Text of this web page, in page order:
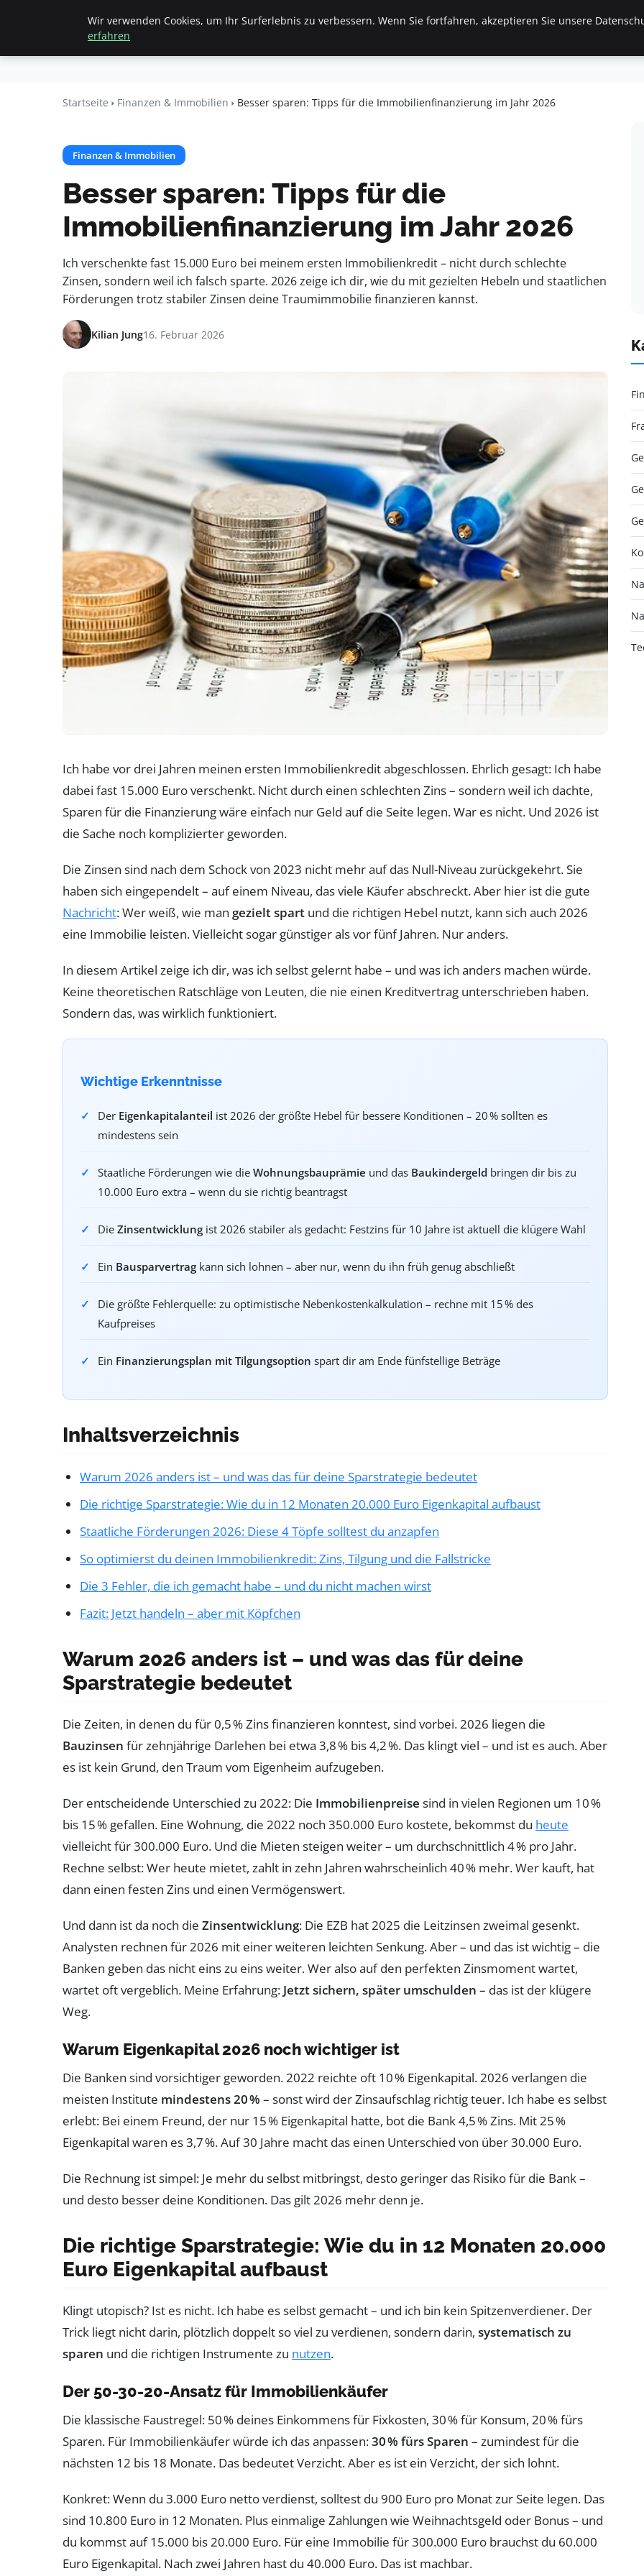
Fritz
Startseite Finanzen & Immobilien Frauen / Mode General Geschäft
Startseite Finanzen & Immobilien Besser sparen: Tipps für die Immobilienfinanzierung im Jahr 2026
Finanzen & Immobilien
Besser sparen: Tipps für die
Immobilienfinanzierung im Jahr 2026
Ich verschenkte fast 15.000 Euro bei meinem ersten Immobilienkredit – nicht durch schlechte
Zinsen, sondern weil ich falsch sparte. 2026 zeige ich dir, wie du mit gezielten Hebeln und staatlichen
Förderungen trotz stabiler Zinsen deine Traumimmobilie finanzieren kannst.
Kilian Jung16. Februar 2026
Ich habe vor drei Jahren meinen ersten Immobilienkredit abgeschlossen. Ehrlich gesagt: Ich habe
dabei fast 15.000 Euro verschenkt. Nicht durch einen schlechten Zins – sondern weil ich dachte,
Sparen für die Finanzierung wäre einfach nur Geld auf die Seite legen. War es nicht. Und 2026 ist
die Sache noch komplizierter geworden.
Die Zinsen sind nach dem Schock von 2023 nicht mehr auf das Null-Niveau zurückgekehrt. Sie
haben sich eingependelt – auf einem Niveau, das viele Käufer abschreckt. Aber hier ist die gute
Nachricht: Wer weiß, wie man gezielt spart und die richtigen Hebel nutzt, kann sich auch 2026
eine Immobilie leisten. Vielleicht sogar günstiger als vor fünf Jahren. Nur anders.
In diesem Artikel zeige ich dir, was ich selbst gelernt habe – und was ich anders machen würde.
Keine theoretischen Ratschläge von Leuten, die nie einen Kreditvertrag unterschrieben haben.
Sondern das, was wirklich funktioniert.
Wichtige Erkenntnisse
Der Eigenkapitalanteil ist 2026 der größte Hebel für bessere Konditionen – 20 % sollten es
mindestens sein
Staatliche Förderungen wie die Wohnungsbauprämie und das Baukindergeld bringen dir bis zu
10.000 Euro extra – wenn du sie richtig beantragst
Die Zinsentwicklung ist 2026 stabiler als gedacht: Festzins für 10 Jahre ist aktuell die klügere Wahl
Ein Bausparvertrag kann sich lohnen – aber nur, wenn du ihn früh genug abschließt
Die größte Fehlerquelle: zu optimistische Nebenkostenkalkulation – rechne mit 15 % des
Kaufpreises
Ein Finanzierungsplan mit Tilgungsoption spart dir am Ende fünfstellige Beträge
Inhaltsverzeichnis
Warum 2026 anders ist – und was das für deine Sparstrategie bedeutet
Die richtige Sparstrategie: Wie du in 12 Monaten 20.000 Euro Eigenkapital aufbaust
Staatliche Förderungen 2026: Diese 4 Töpfe solltest du anzapfen
So optimierst du deinen Immobilienkredit: Zins, Tilgung und die Fallstricke
Die 3 Fehler, die ich gemacht habe – und du nicht machen wirst
Fazit: Jetzt handeln – aber mit Köpfchen
Warum 2026 anders ist – und was das für deine
Sparstrategie bedeutet
Die Zeiten, in denen du für 0,5 % Zins finanzieren konntest, sind vorbei. 2026 liegen die
Bauzinsen für zehnjährige Darlehen bei etwa 3,8 % bis 4,2 %. Das klingt viel – und ist es auch. Aber
es ist kein Grund, den Traum vom Eigenheim aufzugeben.
Der entscheidende Unterschied zu 2022: Die Immobilienpreise sind in vielen Regionen um 10 %
bis 15 % gefallen. Eine Wohnung, die 2022 noch 350.000 Euro kostete, bekommst du heute
vielleicht für 300.000 Euro. Und die Mieten steigen weiter – um durchschnittlich 4 % pro Jahr.
Rechne selbst: Wer heute mietet, zahlt in zehn Jahren wahrscheinlich 40 % mehr. Wer kauft, hat
dann einen festen Zins und einen Vermögenswert.
Und dann ist da noch die Zinsentwicklung: Die EZB hat 2025 die Leitzinsen zweimal gesenkt.
Analysten rechnen für 2026 mit einer weiteren leichten Senkung. Aber – und das ist wichtig – die
Banken geben das nicht eins zu eins weiter. Wer also auf den perfekten Zinsmoment wartet,
wartet oft vergeblich. Meine Erfahrung: Jetzt sichern, später umschulden – das ist der klügere
Weg.
Warum Eigenkapital 2026 noch wichtiger ist
Die Banken sind vorsichtiger geworden. 2022 reichte oft 10 % Eigenkapital. 2026 verlangen die
meisten Institute mindestens 20 % – sonst wird der Zinsaufschlag richtig teuer. Ich habe es selbst
erlebt: Bei einem Freund, der nur 15 % Eigenkapital hatte, bot die Bank 4,5 % Zins. Mit 25 %
Eigenkapital waren es 3,7 %. Auf 30 Jahre macht das einen Unterschied von über 30.000 Euro.
Die Rechnung ist simpel: Je mehr du selbst mitbringst, desto geringer das Risiko für die Bank –
und desto besser deine Konditionen. Das gilt 2026 mehr denn je.
Die richtige Sparstrategie: Wie du in 12 Monaten 20.000
Euro Eigenkapital aufbaust
Klingt utopisch? Ist es nicht. Ich habe es selbst gemacht – und ich bin kein Spitzenverdiener. Der
Trick liegt nicht darin, plötzlich doppelt so viel zu verdienen, sondern darin, systematisch zu
sparen und die richtigen Instrumente zu nutzen.
Der 50-30-20-Ansatz für Immobilienkäufer
Die klassische Faustregel: 50 % deines Einkommens für Fixkosten, 30 % für Konsum, 20 % fürs
Sparen. Für Immobilienkäufer würde ich das anpassen:30 % fürs Sparen – zumindest für die
nächsten 12 bis 18 Monate. Das bedeutet Verzicht. Aber es ist ein Verzicht, der sich lohnt.
Konkret: Wenn du 3.000 Euro netto verdienst, solltest du 900 Euro pro Monat zur Seite legen. Das
sind 10.800 Euro in 12 Monaten. Plus einmalige Zahlungen wie Weihnachtsgeld oder Bonus – und
du kommst auf 15.000 bis 20.000 Euro. Für eine Immobilie für 300.000 Euro brauchst du 60.000
Euro Eigenkapital. Nach zwei Jahren hast du 40.000 Euro. Das ist machbar.
Wir verwenden Cookies, um Ihr Surferlebnis zu verbessern. Wenn Sie fortfahren, akzeptieren Sie unsere
erfahren